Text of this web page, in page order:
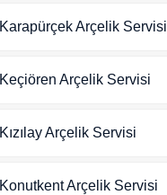
Karapürçek Arçelik Servisi
Keçiören Arçelik Servisi
Kızılay Arçelik Servisi
Konutkent Arçelik Servisi